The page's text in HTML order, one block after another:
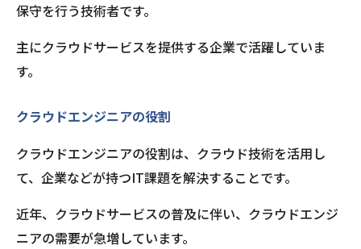
保守を行う技術者です。
主にクラウドサービスを提供する企業で活躍していま
す。
クラウドエンジニアの役割
クラウドエンジニアの役割は、クラウド技術を活用し
て、企業などが持つIT課題を解決することです。
近年、クラウドサービスの普及に伴い、クラウドエンジ
ニアの需要が急増しています。